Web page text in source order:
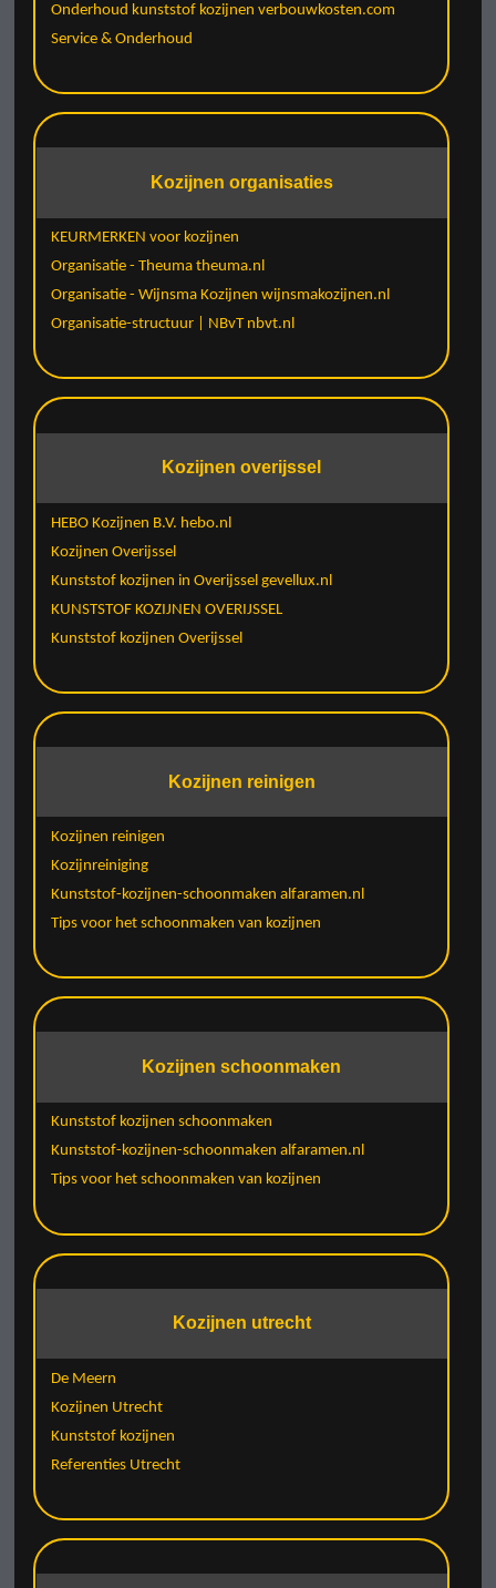
Onderhoud kunststof kozijnen verbouwkosten.com
Service & Onderhoud
Kozijnen organisaties
KEURMERKEN voor kozijnen
Organisatie - Theuma theuma.nl
Organisatie - Wijnsma Kozijnen wijnsmakozijnen.nl
Organisatie-structuur | NBvT nbvt.nl
Kozijnen overijssel
HEBO Kozijnen B.V. hebo.nl
Kozijnen Overijssel
Kunststof kozijnen in Overijssel gevellux.nl
KUNSTSTOF KOZIJNEN OVERIJSSEL
Kunststof kozijnen Overijssel
Kozijnen reinigen
Kozijnen reinigen
Kozijnreiniging
Kunststof-kozijnen-schoonmaken alfaramen.nl
Tips voor het schoonmaken van kozijnen
Kozijnen schoonmaken
Kunststof kozijnen schoonmaken
Kunststof-kozijnen-schoonmaken alfaramen.nl
Tips voor het schoonmaken van kozijnen
Kozijnen utrecht
De Meern
Kozijnen Utrecht
Kunststof kozijnen
Referenties Utrecht